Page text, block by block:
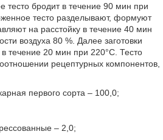
тесто бродит в течение 90 мин при
тесто разделывают, формуют
на расстойку в течение 40 мин
воздуха 80 %. Далее заготовки
течение 20 мин при 220°С. Тесто
рецептурных компонентов,
первого сорта – 100,0;
– 2,0;